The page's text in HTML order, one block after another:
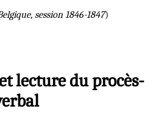
session 1846-1847)
lecture du procès-